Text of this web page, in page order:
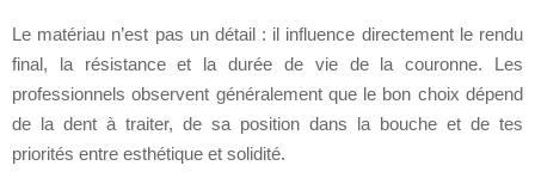
Le matériau n’est pas un détail : il influence directement le rendu
final, la résistance et la durée de vie de la couronne. Les
professionnels observent généralement que le bon choix dépend
de la dent à traiter, de sa position dans la bouche et de tes
priorités entre esthétique et solidité.